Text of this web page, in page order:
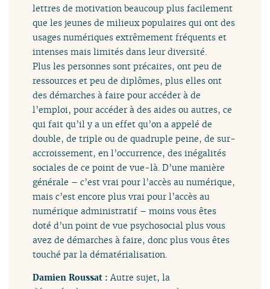
lettres de motivation beaucoup plus facilement
que les jeunes de milieux populaires qui ont des
usages numériques extrêmement fréquents et
intenses mais limités dans leur diversité.
Plus les personnes sont précaires, ont peu de
ressources et peu de diplômes, plus elles ont
des démarches à faire pour accéder à de
l’emploi, pour accéder à des aides ou autres, ce
qui fait qu’il y a un effet qu’on a appelé de
double, de triple ou de quadruple peine, de sur-
accroissement, en l’occurrence, des inégalités
sociales de ce point de vue-là. D’une manière
générale – c’est vrai pour l’accès au numérique,
mais c’est encore plus vrai pour l’accès au
numérique administratif – moins vous êtes
doté d’un point de vue psychosocial plus vous
avez de démarches à faire, donc plus vous êtes
touché par la dématérialisation.
Damien Roussat :Autre sujet, la